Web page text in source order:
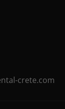
crete.com